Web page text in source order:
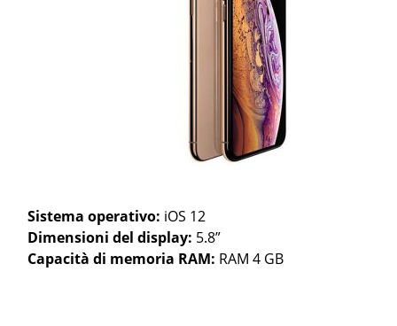
Sistema operativo: iOS 12
Dimensioni del display: 5.8”
Capacità di memoria RAM: RAM 4 GB